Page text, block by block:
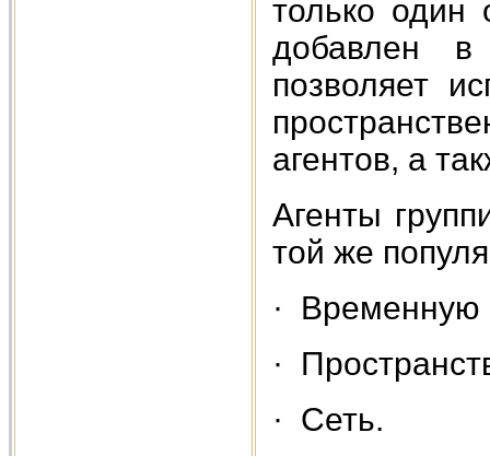
только один
добавлен в
позволяет
агентов, а
Агенты
той же
· Временную
·
· Сеть.